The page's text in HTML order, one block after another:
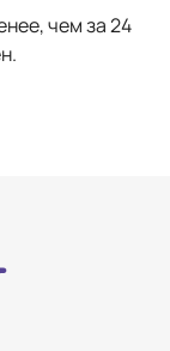
чем за 24